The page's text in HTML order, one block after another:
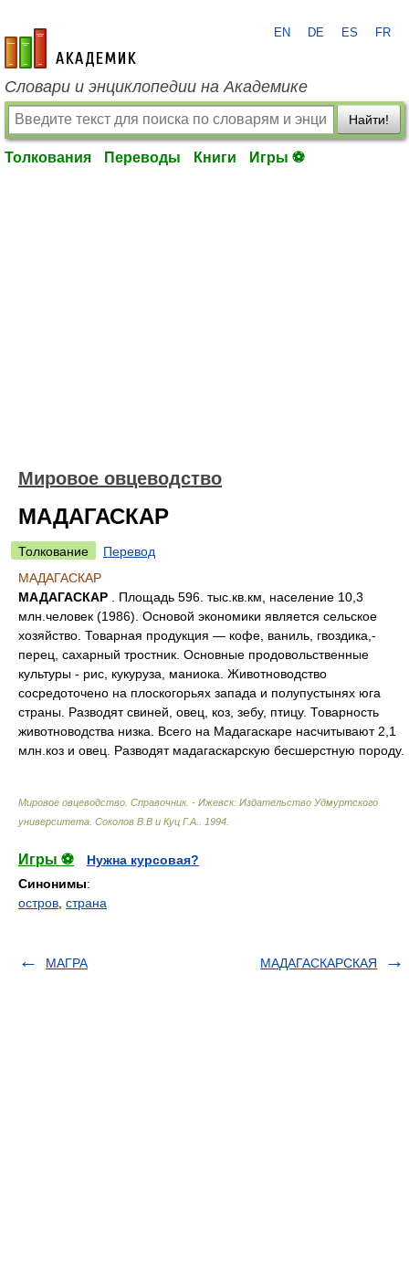
academic.ru
EN DE ES FR
Словари и энциклопедии на Академике
Найти!
Толкования Переводы Книги Игры ⚽
Мировое овцеводство
МАДАГАСКАР
Толкование
Перевод
МАДАГАСКАР
МАДАГАСКАР . Площадь 596. тыс.кв.км, население 10,3
млн.человек (1986). Основой экономики является сельское
хозяйство. Товарная продукция — кофе, ваниль, гвоздика,-
перец, сахарный тростник. Основные продовольственные
культуры - рис, кукуруза, маниока. Животноводство
сосредоточено на плоскогорьях запада и полупустынях юга
страны. Разводят свиней, овец, коз, зебу, птицу. Товарность
животноводства низка. Всего на Мадагаскаре насчитывают 2,1
млн.коз и овец. Разводят мадагаскарскую бесшерстную породу.
Мировое овцеводство. Справочник. - Ижевск: Издательство Удмуртского
университета Соколов В.В и Куц Г.А. 1994
Игры ⚽
Нужна курсовая?
Синонимы:
остров страна
МАГРА МАДАГАСКАРСКАЯ